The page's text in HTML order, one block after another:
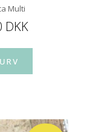
Multi
DKK